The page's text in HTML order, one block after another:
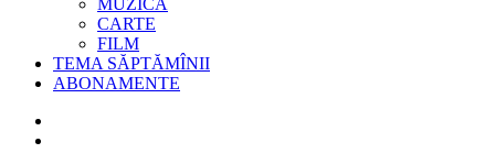
MUZICĂ
CARTE
FILM
TEMA SĂPTĂMÎNII
ABONAMENTE